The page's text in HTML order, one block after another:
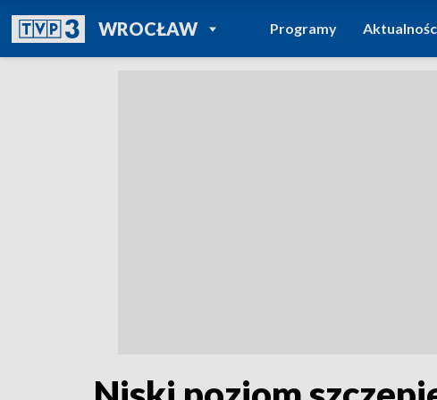
WROCŁAWPOWRÓT DO
TVP REGIONY
Programy